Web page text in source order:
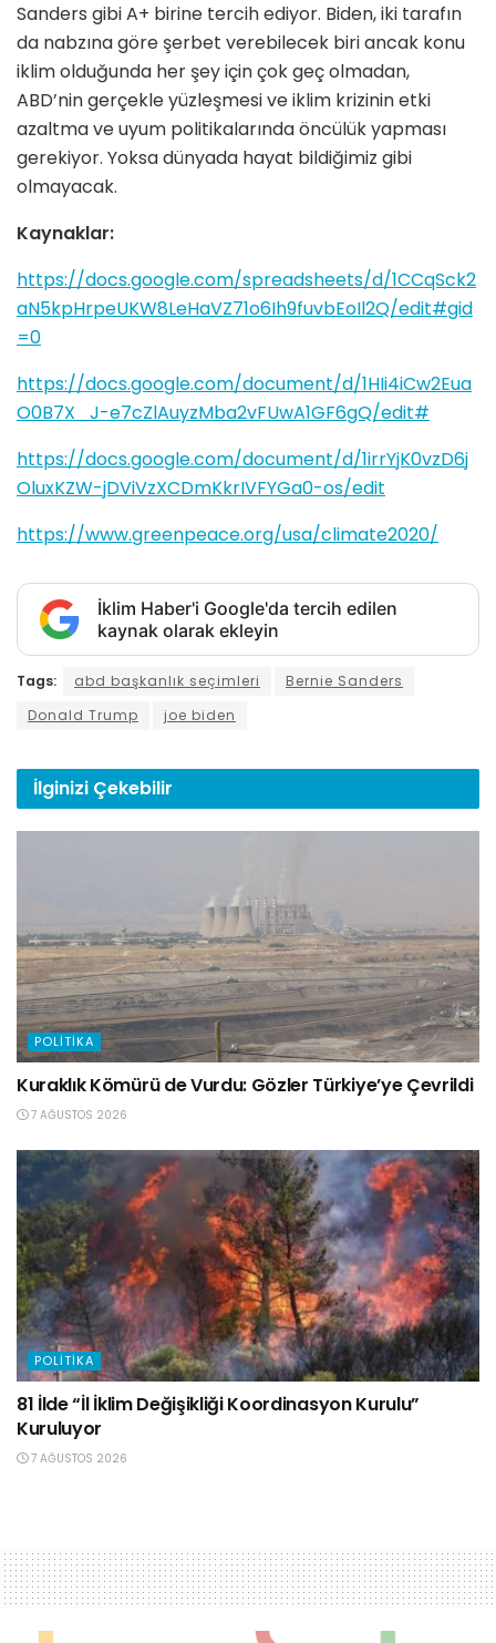
Sanders gibi A+ birine tercih ediyor. Biden, iki tarafın
da nabzına göre şerbet verebilecek biri ancak konu
iklim olduğunda her şey için çok geç olmadan,
ABD’nin gerçekle yüzleşmesi ve iklim krizinin etki
azaltma ve uyum politikalarında öncülük yapması
gerekiyor. Yoksa dünyada hayat bildiğimiz gibi
olmayacak.
Kaynaklar:
https://docs.google.com/spreadsheets/d/1CCqSck2
aN5kpHrpeUKW8LeHaVZ71o6Ih9fuvbEoIl2Q/edit#gid
=0
https://docs.google.com/document/d/1HIi4iCw2Eua
O0B7X_J-e7cZlAuyzMba2vFUwA1GF6gQ/edit#
https://docs.google.com/document/d/1irrYjK0vzD6j
OluxKZW-jDViVzXCDmKkrIVFYGa0-os/edit
https://www.greenpeace.org/usa/climate2020/
İklim Haber'i Google'da tercih edilen
kaynak olarak ekleyin
Tags: abd başkanlık seçimleri
Bernie Sanders
Donald Trump
joe biden
İlginizi Çekebilir
POLITIKA
Kuraklık Kömürü de Vurdu: Gözler Türkiye’ye Çevrildi
7 AĞUSTOS 2026
POLITIKA
81 İlde “İl İklim Değişikliği Koordinasyon Kurulu”
Kuruluyor
7 AĞUSTOS 2026